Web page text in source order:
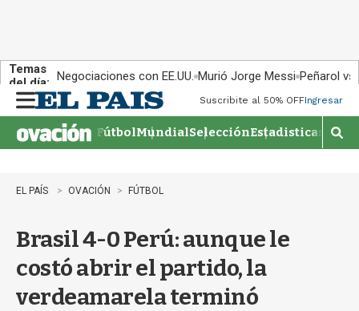
Temas
del día: Negociaciones con EE.UU. Murió Jorge Messi Peñarol
n
u
Suscribite al 50% OFFIngresar
FútbolMundialSelecciónEstadisticas
M
o
EL PAÍS OVACIÓN FÚTBOL
Brasil 4-0 Perú: aunque le
costó abrir el partido, la
verdeamarela terminó